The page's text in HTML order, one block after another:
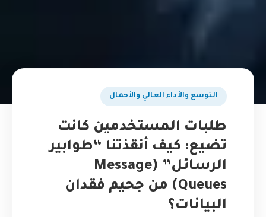
التوسع والأداء العالي والأحمال
طلبات المستخدمين كانت
تضيع: كيف أنقذتنا “طوابير
الرسائل” (Message
Queues) من جحيم فقدان
البيانات؟